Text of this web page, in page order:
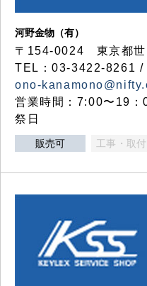
河野金物（有）
〒154-0024 東京都世
TEL：03-3422-8261
ono-
営業時間：7:00〜19：
祭日
販売可 工事・取